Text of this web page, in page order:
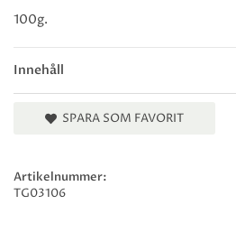
Innehåll
100g.
SPARA SOM FAVORIT
Artikelnummer:
TG03106